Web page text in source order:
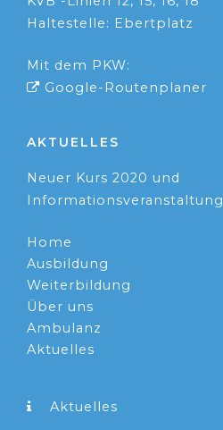
Haltestelle: Ebertplatz
Mit dem PKW:
Google-Routenplaner
AKTUELLES
Neuer Kurs 2020 und
Informationsveranstaltung
Home
Ausbildung
Weiterbildung
Über uns
Ambulanz
Aktuelles
Aktuelles